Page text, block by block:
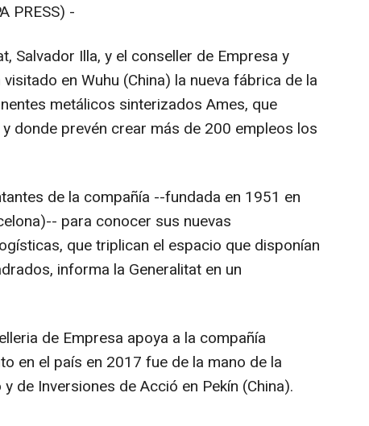
PRESS) -
Salvador Illa, y el conseller de Empresa y
en Wuhu (China) la nueva fábrica de la
metálicos sinterizados Ames, que
donde prevén crear más de 200 empleos los
de la compañía --fundada en 1951 en
para conocer sus nuevas
que triplican el espacio que disponían
informa la Generalitat en un
de Empresa apoya a la compañía
en el país en 2017 fue de la mano de la
de Inversiones de Acció en Pekín (China).